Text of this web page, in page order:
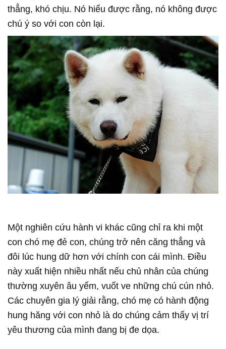
thẳng, khó chịu. Nó hiểu được rằng, nó không được
chú ý so với con còn lại.
Một nghiên cứu hành vi khác cũng chỉ ra khi một
con chó mẹ đẻ con, chúng trở nên căng thẳng và
đôi lúc hung dữ hơn với chính con cái mình. Điều
này xuất hiện nhiều nhất nếu chủ nhân của chúng
thường xuyên âu yếm, vuốt ve những chú cún nhỏ.
Các chuyên gia lý giải rằng, chó mẹ có hành động
hung hăng với con nhỏ là do chúng cảm thấy vị trí
yêu thương của mình đang bị đe dọa.